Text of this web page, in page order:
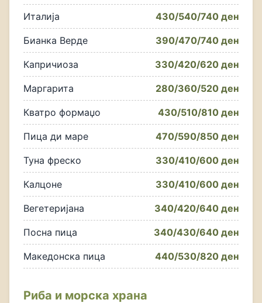
Италија 430/540/740 ден
Бианка Верде 390/470/740 ден
Капричиоза 330/420/620 ден
Маргарита 280/360/520 ден
Кватро формаџо 430/510/810 ден
Пица ди маре 470/590/850 ден
Туна фреско 330/410/600 ден
Калцоне 330/410/600 ден
Вегетеријана 340/420/640 ден
Посна пица 340/430/640 ден
Македонска пица 440/530/820 ден
Риба и морска храна